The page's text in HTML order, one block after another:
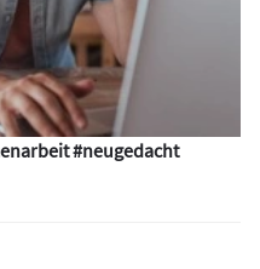
#neugedacht